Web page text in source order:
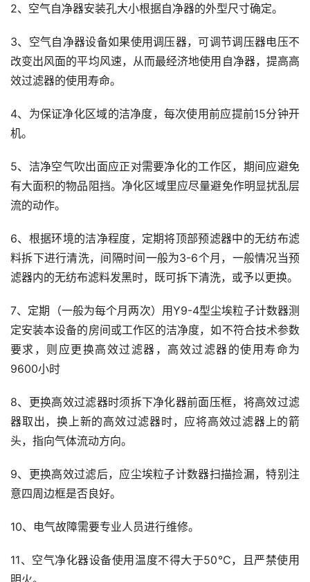
2、空气自净器安装孔大小根据自净器的外型尺寸确定。
3、空气自净器设备如果使用调压器，可调节调压器电压不
改变出风面的平均风速，从而最经济地使用自净器，提高高
效过滤器的使用寿命。
4、为保证净化区域的洁净度，每次使用前应提前15分钟开
机。
5、洁净空气吹出面应正对需要净化的工作区，期间应避免
有大面积的物品阻挡。净化区域里应尽量避免作明显扰乱层
流的动作。
6、根据环境的洁净程度，定期将顶部预滤器中的无纺布滤
料拆下进行清洗，间隔时间一般为3-6个月，一般情况当预
滤器内的无纺布滤料发黑时，既可拆下清洗，或予以更换。
7、定期（一般为每个月两次）用Y9-4型尘埃粒子计数器测
定安装本设备的房间或工作区的洁净度，如不符合技术参数
要求，则应更换高效过滤器，高效过滤器的使用寿命为
9600小时
8、更换高效过滤器时须拆下净化器前面压框，将高效过滤
器取出，换上新的高效过滤器时，应将高效过滤器上的箭
头，指向气体流动方向。
9、更换高效过滤后，应尘埃粒子计数器扫描捡漏，特别注
意四周边框是否良好。
10、电气故障需要专业人员进行维修。
11、空气净化器设备使用温度不得大于50℃，且严禁使用
明火。